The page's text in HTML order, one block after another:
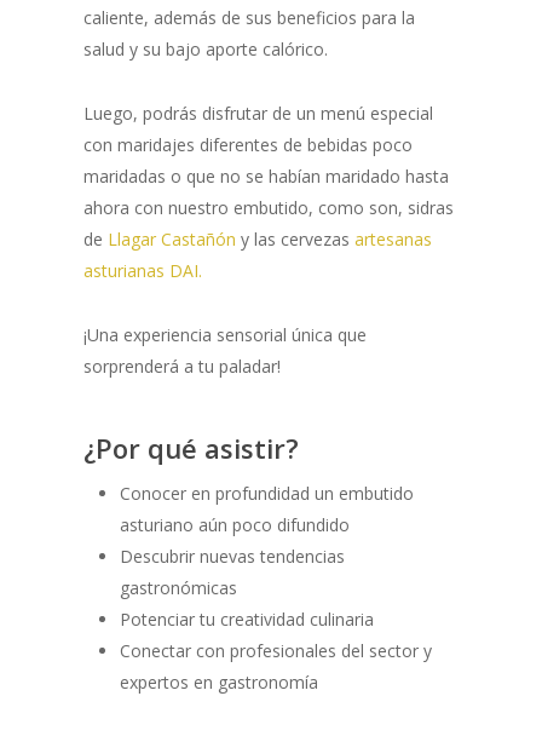
caliente, además de sus beneficios para la
salud y su bajo aporte calórico.
Luego, podrás disfrutar de un menú especial
con maridajes diferentes de bebidas poco
maridadas o que no se habían maridado hasta
ahora con nuestro embutido, como son, sidras
de Llagar Castañón y las cervezas artesanas
asturianas DAI.
¡Una experiencia sensorial única que
sorprenderá a tu paladar!
¿Por qué asistir?
Conocer en profundidad un embutido
asturiano aún poco difundido
Descubrir nuevas tendencias
gastronómicas
Potenciar tu creatividad culinaria
Conectar con profesionales del sector y
expertos en gastronomía